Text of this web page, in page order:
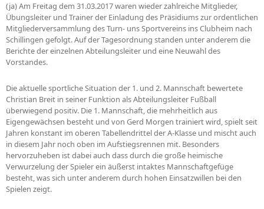
(ja) Am Freitag dem 31.03.2017 waren wieder zahlreiche Mitglieder,
Übungsleiter und Trainer der Einladung des Präsidiums zur ordentlichen
Mitgliederversammlung des Turn- uns Sportvereins ins Clubheim nach
Schillingen gefolgt. Auf der Tagesordnung standen unter anderem die
Berichte der einzelnen Abteilungsleiter und eine Neuwahl des
Vorstandes.
Die aktuelle sportliche Situation der 1. und 2. Mannschaft bewertete
Christian Breit in seiner Funktion als Abteilungsleiter Fußball
überwiegend positiv. Die 1. Mannschaft, die mehrheitlich aus
Eigengewächsen besteht und von Gerd Morgen trainiert wird, spielt seit
Jahren konstant im oberen Tabellendrittel der A-Klasse und mischt auch
in diesem Jahr noch oben im Aufstiegsrennen mit. Besonders
hervorzuheben ist dabei auch dass durch die große heimische
Verwurzelung der Spieler ein äußerst intaktes Mannschaftgefüge
besteht, was sich unter anderem durch hohen Einsatzwillen bei den
Spielen zeigt.